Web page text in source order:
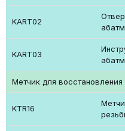
KART02
KART03
Метчик для восстановления
KTR16